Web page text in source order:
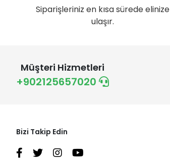
Siparişleriniz en kısa sürede elinize
ulaşır.
Müşteri Hizmetleri
+902125657020
Bizi Takip Edin